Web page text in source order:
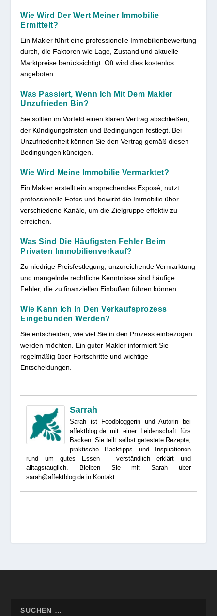
Wie Wird Der Wert Meiner Immobilie
Ermittelt?
Ein Makler führt eine professionelle Immobilienbewertung
durch, die Faktoren wie Lage, Zustand und aktuelle
Marktpreise berücksichtigt. Oft wird dies kostenlos
angeboten.
Was Passiert, Wenn Ich Mit Dem Makler
Unzufrieden Bin?
Sie sollten im Vorfeld einen klaren Vertrag abschließen,
der Kündigungsfristen und Bedingungen festlegt. Bei
Unzufriedenheit können Sie den Vertrag gemäß diesen
Bedingungen kündigen.
Wie Wird Meine Immobilie Vermarktet?
Ein Makler erstellt ein ansprechendes Exposé, nutzt
professionelle Fotos und bewirbt die Immobilie über
verschiedene Kanäle, um die Zielgruppe effektiv zu
erreichen.
Was Sind Die Häufigsten Fehler Beim
Privaten Immobilienverkauf?
Zu niedrige Preisfestlegung, unzureichende Vermarktung
und mangelnde rechtliche Kenntnisse sind häufige
Fehler, die zu finanziellen Einbußen führen können.
Wie Kann Ich In Den Verkaufsprozess
Eingebunden Werden?
Sie entscheiden, wie viel Sie in den Prozess einbezogen
werden möchten. Ein guter Makler informiert Sie
regelmäßig über Fortschritte und wichtige
Entscheidungen.
Sarrah
Sarah ist Foodbloggerin und Autorin bei
affektblog.de mit einer Leidenschaft fürs
Backen. Sie teilt selbst getestete Rezepte,
praktische Backtipps und Inspirationen
rund um gutes Essen – verständlich erklärt und
alltagstauglich. Bleiben Sie mit Sarah über
sarah@affektblog.de in Kontakt.